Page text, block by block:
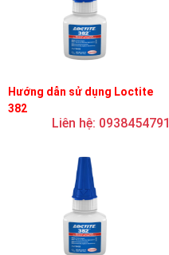
Hướng dẫn sử dụng Loctite
382
Liên hệ: 0938454791